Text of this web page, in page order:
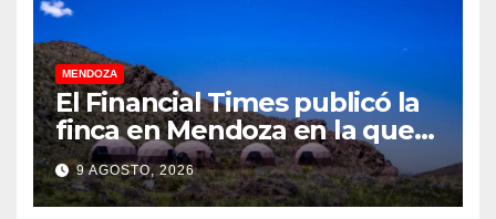
MENDOZA
El Financial Times publicó la
finca en Mendoza en la que
CEOs y millonarios de
empresas tecnológicas
9 AGOSTO, 2026